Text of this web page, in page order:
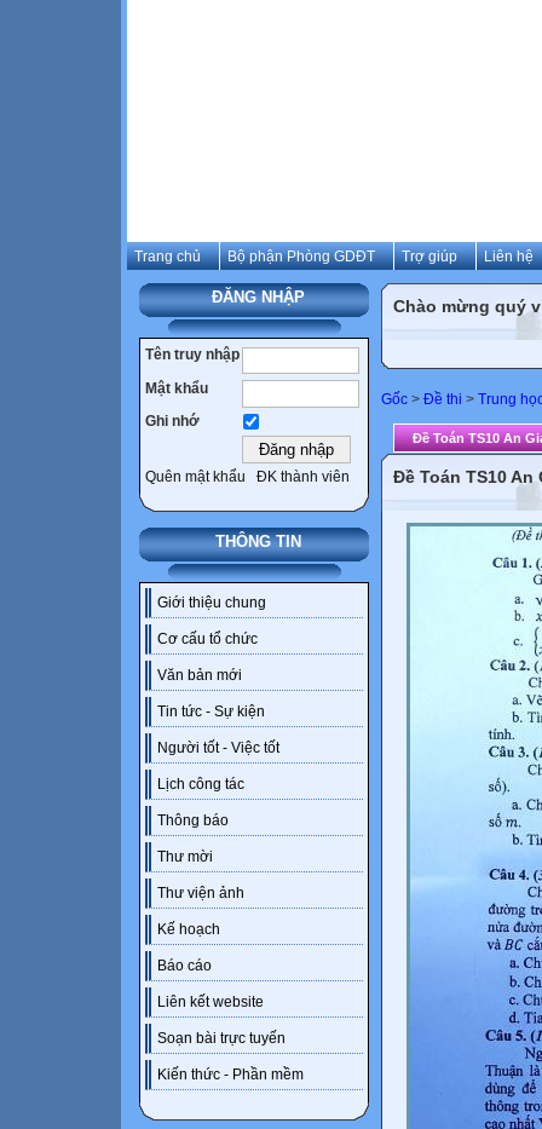
Trang chủ Bộ phận Phòng GDĐT Trợ giúp Liên hệ
ĐĂNG NHẬP
Tên truy nhập
Mật khẩu
Ghi nhớ
Quên mật khẩu ĐK thành viên
THÔNG TIN
Giới thiệu chung
Cơ cấu tổ chức
Văn bản mới
Tin tức - Sự kiện
Người tốt - Việc tốt
Lịch công tác
Thông báo
Thư mời
Thư viện ảnh
Kế hoạch
Báo cáo
Liên kết website
Soạn bài trực tuyến
Kiến thức - Phần mềm
Chào mừng quý
Gốc > Đề thi > Trung
Đề Toán TS10 An
Đề Toán TS10 An